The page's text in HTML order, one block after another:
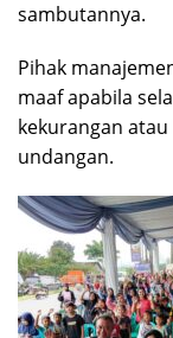
sambutannya.
​Pihak
maaf apabila
kekurangan
undangan.